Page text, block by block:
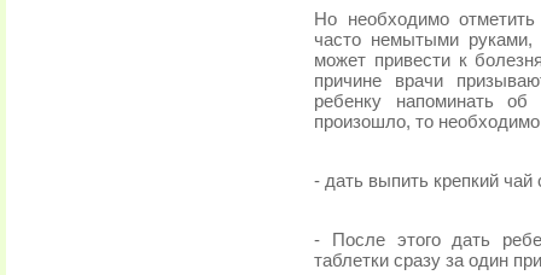
Но необходимо
часто немытыми
может привести к
причине врачи
ребенку напоминать
произошло, то
- дать выпить крепкий
- После этого дать
таблетки сразу за один